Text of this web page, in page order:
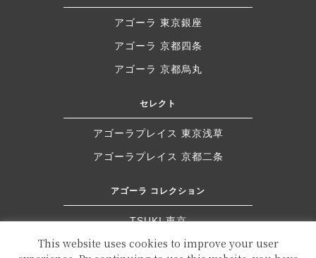
アゴーラ 東京銀座
アゴーラ 京都四条
アゴーラ 京都烏丸
セレクト
アゴーラプレイス 東京浅草
アゴーラプレイス 京都二条
アゴーラ コレクション
TSUKI 東京
ドーセット バイ アゴーラ 大阪堺
This website uses cookies to improve your user